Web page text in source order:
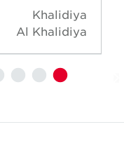
Khalidiya
Al Khalidiya